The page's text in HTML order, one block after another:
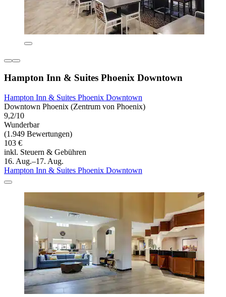
Hampton Inn & Suites Phoenix Downtown
Hampton Inn & Suites Phoenix Downtown
Downtown Phoenix (Zentrum von Phoenix)
9,2/10
Wunderbar
(1.949 Bewertungen)
103 €
inkl. Steuern & Gebühren
16. Aug.–17. Aug.
Hampton Inn & Suites Phoenix Downtown